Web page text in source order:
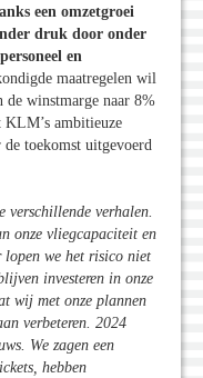
een omzetgroei
druk door onder
en
maatregelen wil
winstmarge naar 8%
KLM’s ambitieuze
toekomst uitgevoerd
verschillende verhalen.
onze vliegcapaciteit en
we het risico niet
investeren in onze
wij met onze plannen
verbeteren. 2024
We zagen een
hebben